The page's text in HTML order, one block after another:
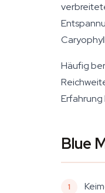
Häufig
Erfahrung
Blue